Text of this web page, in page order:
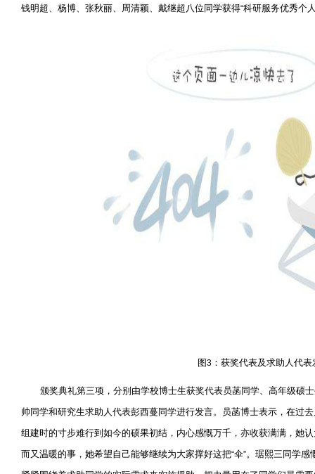
钱明超、杨博、张秋丽、周清颖、戴继超八位同学获得“科研服务优秀个
图3：获奖代表及求助人代表
颁奖典礼第三项，分别由学校博士生获奖代表员菡同学、高年级硕
帅同学和研究生求助人代表彭西蔓同学进行发言。员菡博士表示，在过
组建时的寸步难行到如今的硕果初结，内心感慨万千，亦收获满满，她
而又温暖的事，她希望自己能够继续为大家撑好这把“伞”。琚熙三同学感